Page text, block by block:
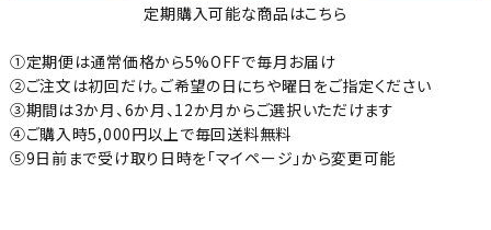
定期購入可能な商品はこちら
①定期便は通常価格から5%OFFで毎月お届け
②ご注文は初回だけ。ご希望の日にちや曜日をご指定ください
③期間は3か月、6か月、12か月からご選択いただけます
④ご購入時5,000円以上で毎回送料無料
⑤9日前まで受け取り日時を「マイページ」から変更可能